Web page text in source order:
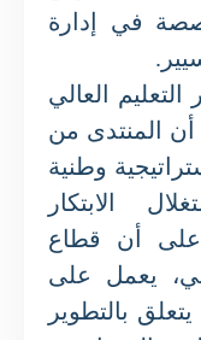
في إدارة
العالي
المنتدى من
وطنية
الابتكار
على أن قطاع
يعمل على
بالتطوير